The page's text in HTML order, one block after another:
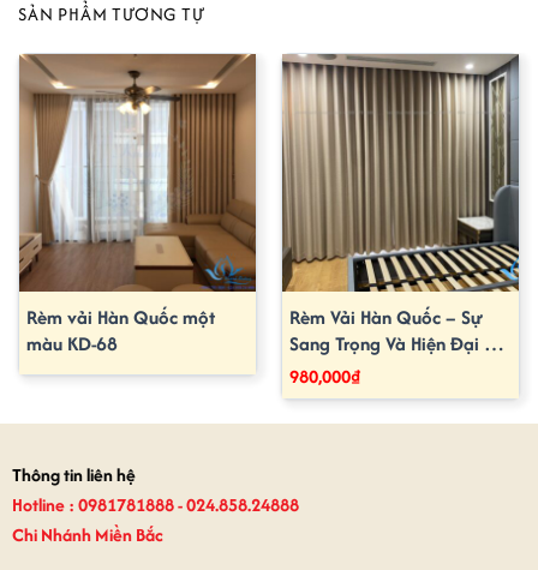
SẢN PHẨM TƯƠNG TỰ
Rèm vải Hàn Quốc một
màu KD-68
Rèm Vải Hàn Quốc – Sự
Sang Trọng Và Hiện Đại Từ
Xứ Sở Kim Chi
980,000₫
Thông tin liên hệ
Hotline : 0981781888 - 024.858.24888
Chi Nhánh Miền Bắc